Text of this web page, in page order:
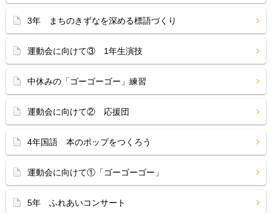
3年 まちのきずなを深める標語づくり
運動会に向けて③ 1年生演技
中休みの「ゴーゴーゴー」練習
運動会に向けて② 応援団
4年国語 本のポップをつくろう
運動会に向けて①「ゴーゴーゴー」
5年 ふれあいコンサート